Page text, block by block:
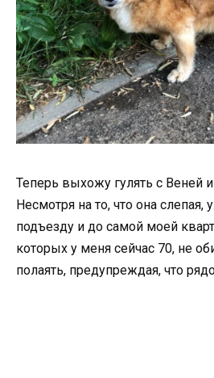
Теперь выхожу гулять с Веней
Несмотря на то, что она слепая,
подъезду и до самой моей
которых у меня сейчас 70, не
полаять, предупреждая, что